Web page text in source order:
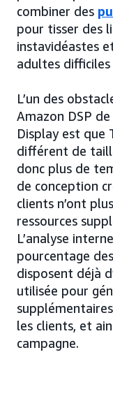
combiner des
pour tisser des
instavidéastes
adultes
L’un des
Amazon DSP
Display est que
différent de
donc plus de
de conception
clients n’ont
ressources
L’analyse
pourcentage
disposent déjà
utilisée pour
les clients, et
campagne.